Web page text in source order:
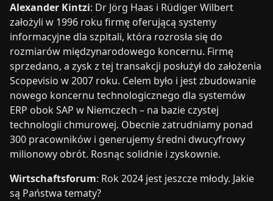
Alexander Kintzi: Dr Jörg Haas i Rüdiger Wilbert
założyli w 1996 roku firmę oferującą systemy
informacyjne dla szpitali, która rozrosła się do
rozmiarów międzynarodowego koncernu. Firmę
sprzedano, a zysk z tej transakcji posłużył do założenia
Scopevisio w 2007 roku. Celem było i jest zbudowanie
nowego koncernu technologicznego dla systemów
ERP obok SAP w Niemczech – na bazie czystej
technologii chmurowej. Obecnie zatrudniamy ponad
300 pracowników i generujemy średni dwucyfrowy
milionowy obrót. Rosnąc solidnie i zyskownie.
Wirtschaftsforum: Rok 2024 jest jeszcze młody. Jakie
są Państwa tematy?